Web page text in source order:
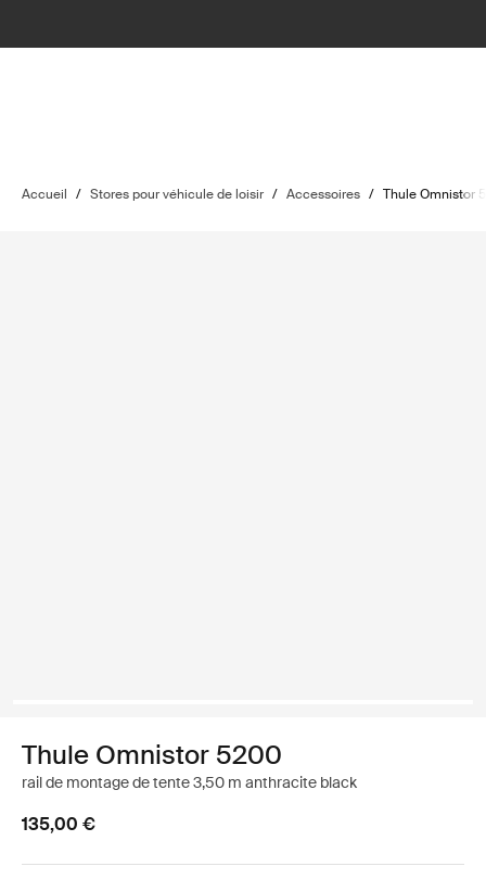
Accueil / Stores pour véhicule de loisir / Accessoires / Thule Omnistor
Thule Omnistor 5200
rail de montage de tente 3,50 m anthracite black
135,00 €